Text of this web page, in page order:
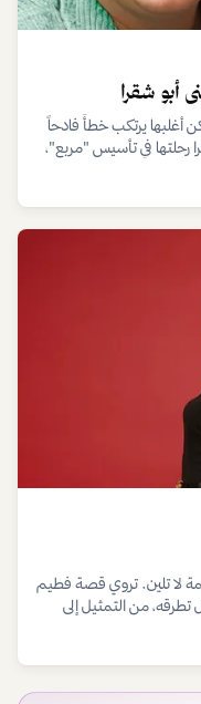
أبو شقرا
أغلبها يرتكب خطأً فادحاً
رحلتها في تأسيس "مربع"،
لا تلين. تروي قصة فطيم
من التمثيل إلى